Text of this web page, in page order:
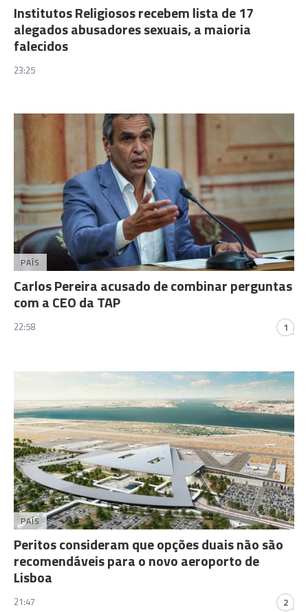
Institutos Religiosos recebem lista de 17
alegados abusadores sexuais, a maioria
falecidos
23:25
PAÍS
Carlos Pereira acusado de combinar perguntas
com a CEO da TAP
22:58 1
PAÍS
Peritos consideram que opções duais não são
recomendáveis para o novo aeroporto de
Lisboa
21:47 2